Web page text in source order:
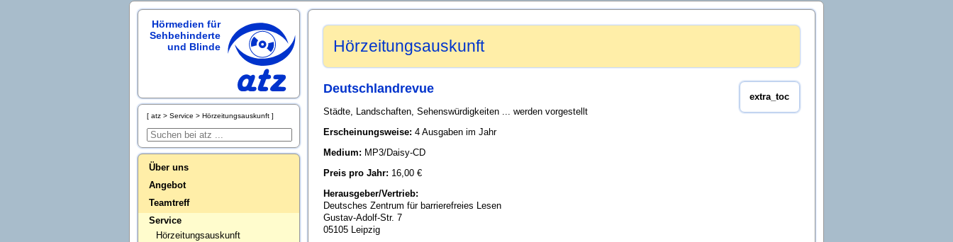
Hörmedien für
Sehbehinderte
und Blinde
atz Service Hörzeitungsauskunft
Über uns
Angebot
Teamtreff
Service
Hörzeitungsauskunft
Hörzeitungsauskunft
extra_toc
Deutschlandrevue
Städte, Landschaften, Sehenswürdigkeiten ... werden vorgestellt
Erscheinungsweise: 4 Ausgaben im Jahr
Medium: MP3/Daisy-CD
Preis pro Jahr: 16,00 €
Herausgeber/Vertrieb:
Deutsches Zentrum für barrierefreies Lesen
Gustav-Adolf-Str. 7
05105 Leipzig